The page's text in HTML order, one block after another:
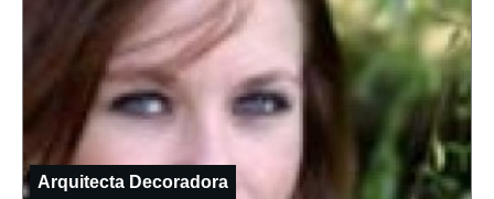
Arquitecta Decoradora